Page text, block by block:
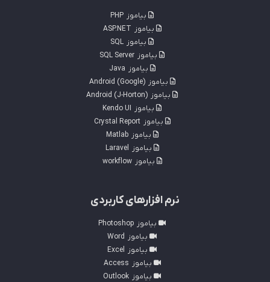
بیاموز PHP
بیاموز ASP.NET
بیاموز SQL
بیاموز SQL Server
بیاموز Java
بیاموز Android (Google)
بیاموز Android (J-Horton)
بیاموز Kendo UI
بیاموز Crystal Report
بیاموز Matlab
بیاموز Laravel
بیاموز workflow
نرم افزارهای کاربردی
بیاموز Photoshop
بیاموز Word
بیاموز Excel
بیاموز Access
بیاموز Outlook